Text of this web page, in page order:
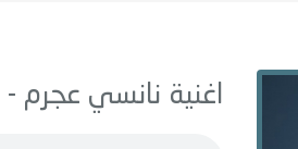
اغنية نانسي عجرم -